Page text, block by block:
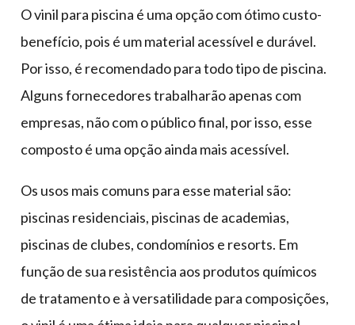
O vinil para piscina é uma opção com ótimo custo-
benefício, pois é um material acessível e durável.
Por isso, é recomendado para todo tipo de piscina.
Alguns fornecedores trabalharão apenas com
empresas, não com o público final, por isso, esse
composto é uma opção ainda mais acessível.
Os usos mais comuns para esse material são:
piscinas residenciais, piscinas de academias,
piscinas de clubes, condomínios e resorts. Em
função de sua resistência aos produtos químicos
de tratamento e à versatilidade para composições,